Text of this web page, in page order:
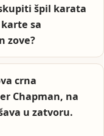
špil karata
sa
zove?
crna
Chapman, na
u zatvoru.